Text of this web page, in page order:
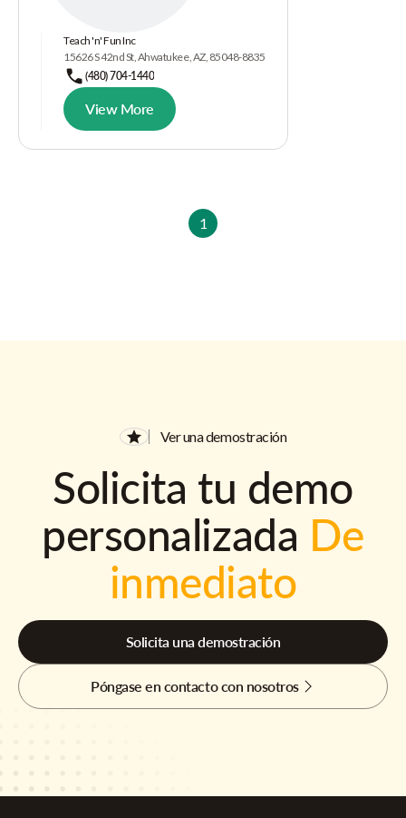
Teach 'n' Fun Inc
15626 S 42nd St, Ahwatukee, AZ, 85048-8835
(480) 704-1440
View More
1
Ver una demostración
Solicita tu demo
personalizada De
inmediato
Solicita una demostración
Póngase en contacto con nosotros